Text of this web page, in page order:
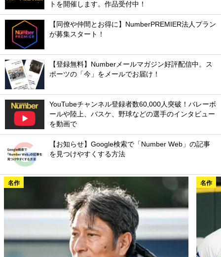
トを開催します。作品受付中！
【同僚や仲間とお得に】NumberPREMIER法人プラン
が募集スタート！
【登録無料】Numberメールマガジン好評配信中。ス
ポーツの「今」をメールでお届け！
YouTubeチャンネル登録者数60,000人突破！バレーボ
ールや陸上、バスケ、野球などの選手のインタビュー
を動画で
【お知らせ】Google検索で「Number Web」の記事
を見つけやすくする方法
名作 名作